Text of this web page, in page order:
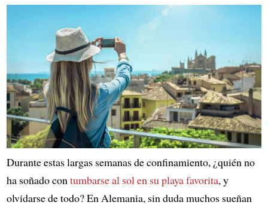
Durante estas largas semanas de confinamiento, ¿quién no
ha soñado contumbarse al sol en su playa favorita, y
olvidarse de todo? En Alemania, sin duda muchos sueñan